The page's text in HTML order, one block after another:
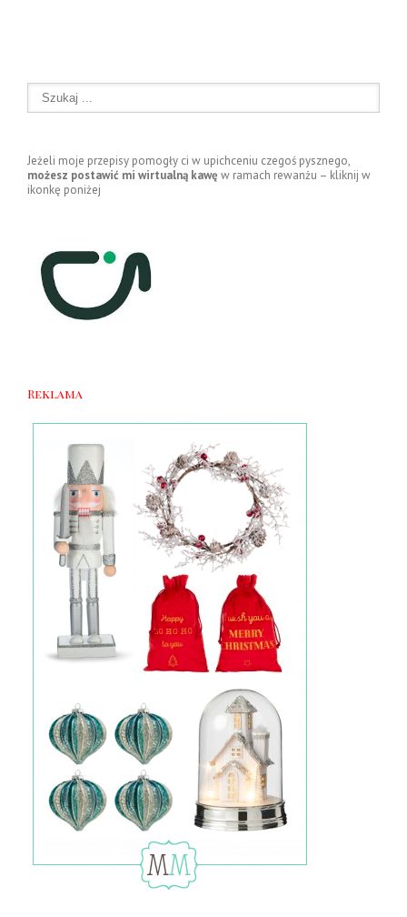
Jeżeli moje przepisy pomogły ci w upichceniu czegoś pysznego,
możesz postawić mi wirtualną kawę w ramach rewanżu – kliknij w
ikonkę poniżej
Reklama